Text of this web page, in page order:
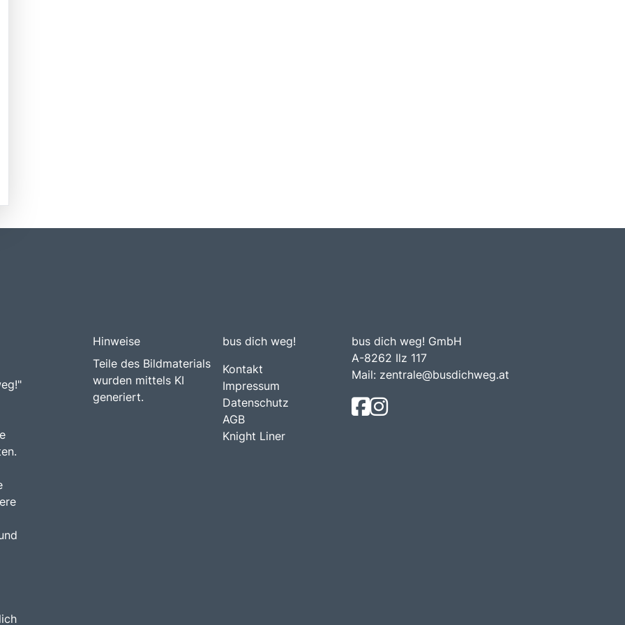
Hinweise
Teile des Bildmaterials
wurden mittels KI
generiert.
bus dich weg!
Kontakt
Impressum
Datenschutz
AGB
Knight Liner
bus dich weg! GmbH
A-8262 Ilz 117
Mail: zentrale@busdichweg.at